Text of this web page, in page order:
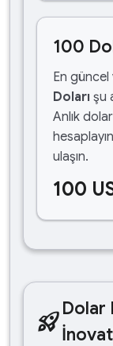
100
En
Doları şu
Anlık
ulaşın.
100
rocket_launchDolar